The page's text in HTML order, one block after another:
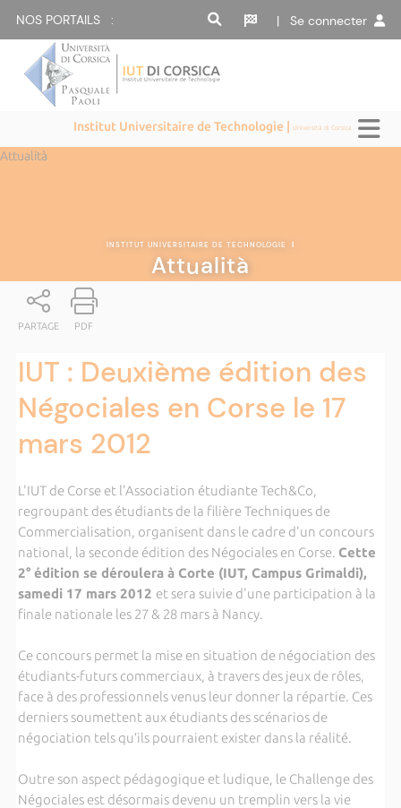
NOS PORTAILS : | Se connecter
Institut Universitaire de Technologie |Università di Corsica
Attualità
INSTITUT UNIVERSITAIRE DE TECHNOLOGIE |
Attualità
PARTAGE PDF
IUT : Deuxième édition des
Négociales en Corse le 17
mars 2012
L'IUT de Corse et l'Association étudiante Tech&Co,
regroupant des étudiants de la filière Techniques de
Commercialisation, organisent dans le cadre d'un concours
national, la seconde édition des Négociales en Corse. Cette
2° édition se déroulera à Corte (IUT, Campus Grimaldi),
samedi 17 mars 2012 et sera suivie d'une participation à la
finale nationale les 27 & 28 mars à Nancy.
Ce concours permet la mise en situation de négociation des
étudiants-futurs commerciaux, à travers des jeux de rôles,
face à des professionnels venus leur donner la répartie. Ces
derniers soumettent aux étudiants des scénarios de
négociation tels qu’ils pourraient exister dans la réalité.
Outre son aspect pédagogique et ludique, le Challenge des
Négociales est désormais devenu un tremplin vers la vie